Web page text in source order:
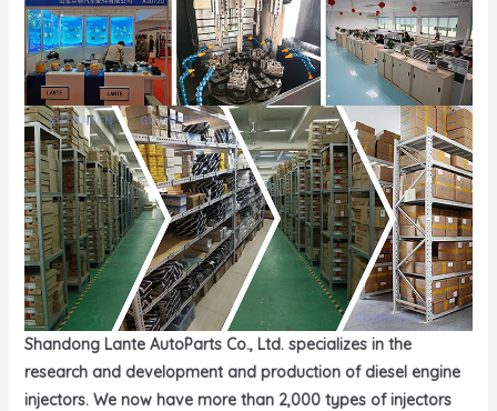
Shandong Lante AutoParts Co., Ltd. specializes in the
research and development and production of diesel engine
injectors. We now have more than 2,000 types of injectors